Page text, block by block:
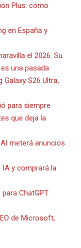
Plus: cómo
en España y
el 2026. Su
una pasada
S26 Ultra,
para siempre
que deja la
meterá anuncios
y comprará la
ChatGPT
de Microsoft,